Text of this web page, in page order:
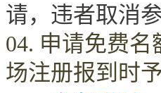
请，违者取消
04. 申请免费名
场注册报到时